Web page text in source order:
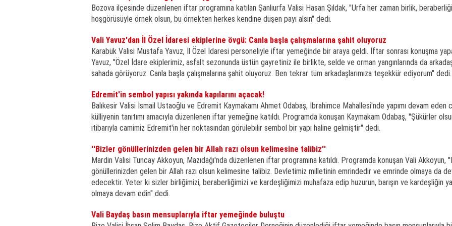
Bozova ilçesinde düzenlenen iftar programına katılan Şanlıurfa Valisi Hasan Şıldak, "Urfa her zaman birlik,
hoşgörüsüyle örnek olsun, bu örnekten herkes kendine düşen payı alsın" dedi.
Vali Yavuz'dan İl Özel İdaresi ekiplerine övgü: Canla başla çalışmalarına şahit oluyoruz
Karabük Valisi Mustafa Yavuz, İl Özel İdaresi personeliyle iftar yemeğinde bir araya geldi. İftar sonrası konuşma
Yavuz, ''Özel İdare ekiplerimiz, asfalt sezonunda üstün gayretiniz ile birlikte, selde ve orman yangınlarında da
sahada görüyoruz. Canla başla çalışmalarına şahit oluyoruz. Ben tekrar tüm arkadaşlarımıza teşekkür ediyorum'' dedi.
Edremit'in sembol yapısı yakında kapılarını açacak!
Balıkesir Valisi İsmail Ustaoğlu ve Edremit Kaymakamı Ahmet Odabaş, İbrahimce Mahallesi'nde yapımı devam eden
külliyenin tanıtımı amacıyla düzenlenen iftar yemeğine katıldı. Programda konuşan Kaymakam Odabaş, ''Şükürler
itibarıyla camimiz Edremit'in her noktasından görülebilir sembol bir yapı haline gelmiştir'' dedi.
''Bizler gönüllerinizden gelen bir Allah razı olsun kelimesine talibiz''
Mardin Valisi Tuncay Akkoyun, Mazıdağı'nda düzenlenen iftar programına katıldı. Programda konuşan Vali Akkoyun,
gönüllerinizden gelen bir Allah razı olsun kelimesine talibiz. Devletimiz milletinin emrindedir ve emrinde olmaya da
edecektir. Yeter ki sizler birliğimizi, beraberliğimizi ve kardeşliğimizi muhafaza edip huzurun, barışın ve kardeşliğin
olmaya devam edin'' dedi.
Vali Baydaş basın mensuplarıyla iftar yemeğinde buluştu